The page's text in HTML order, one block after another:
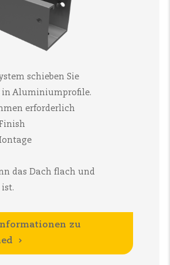
schieben Sie
in Aluminiumprofile.
erforderlich
das Dach flach und
zu